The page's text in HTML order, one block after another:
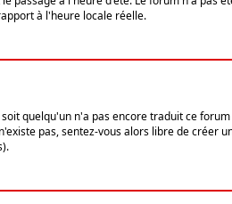
à l'heure locale réelle.
quelqu'un n'a pas encore traduit ce
pas, sentez-vous alors libre de créer